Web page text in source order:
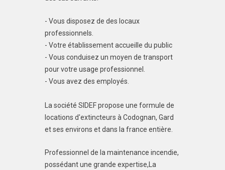
- Vous disposez de des locaux
professionnels.
- Votre établissement accueille du public
- Vous conduisez un moyen de transport
pour votre usage professionnel.
- Vous avez des employés.
La société SIDEF propose une formule de
locations d'extincteurs à Codognan, Gard
et ses environs et dans la france entière.
Professionnel de la maintenance incendie,
possédant une grande expertise,La